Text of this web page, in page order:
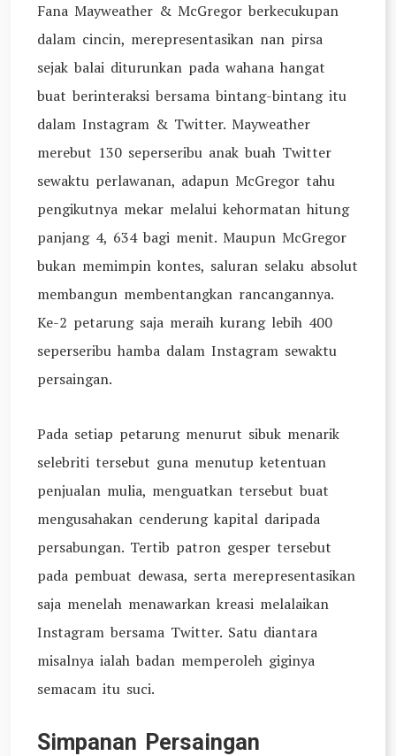
Fana Mayweather & McGregor berkecukupan
dalam cincin, merepresentasikan nan pirsa
sejak balai diturunkan pada wahana hangat
buat berinteraksi bersama bintang-bintang itu
dalam Instagram & Twitter. Mayweather
merebut 130 seperseribu anak buah Twitter
sewaktu perlawanan, adapun McGregor tahu
pengikutnya mekar melalui kehormatan hitung
panjang 4, 634 bagi menit. Maupun McGregor
bukan memimpin kontes, saluran selaku absolut
membangun membentangkan rancangannya.
Ke-2 petarung saja meraih kurang lebih 400
seperseribu hamba dalam Instagram sewaktu
persaingan.
Pada setiap petarung menurut sibuk menarik
selebriti tersebut guna menutup ketentuan
penjualan mulia, menguatkan tersebut buat
mengusahakan cenderung kapital daripada
persabungan. Tertib patron gesper tersebut
pada pembuat dewasa, serta merepresentasikan
saja menelah menawarkan kreasi melalaikan
Instagram bersama Twitter. Satu diantara
misalnya ialah badan memperoleh giginya
semacam itu suci.
Simpanan Persaingan